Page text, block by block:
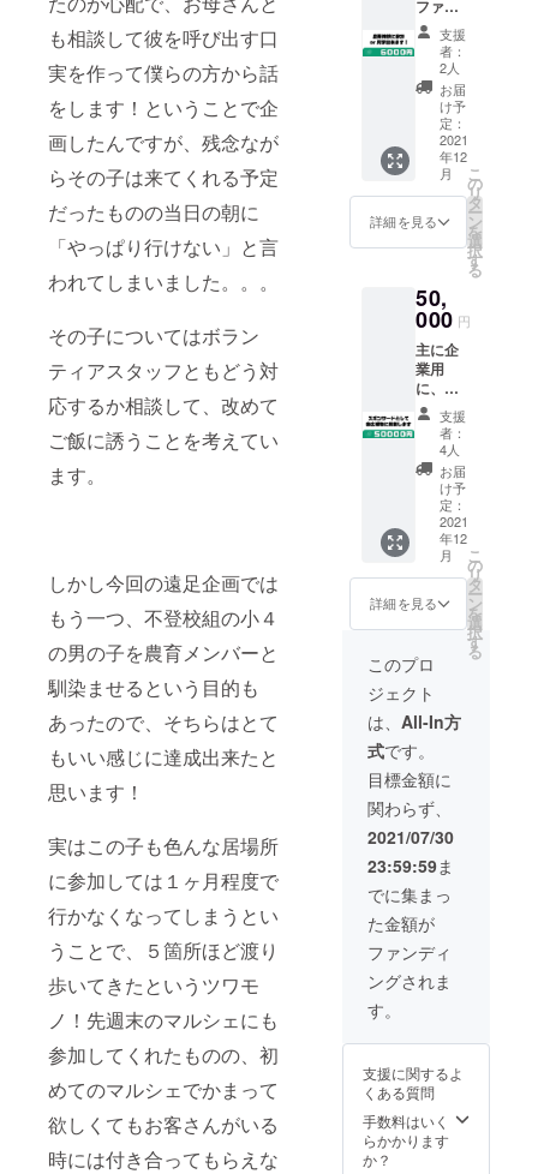
も相談して彼を呼び出す口
実を作って僕らの方から話
をします！ということで企
画したんですが、残念なが
らその子は来てくれる予定
だったものの当日の朝に
「やっぱり行けない」と言
われてしまいました。。。
その子についてはボラン
ティアスタッフともどう対
応するか相談して、改めて
ご飯に誘うことを考えてい
ます。
しかし今回の遠足企画では
もう一つ、不登校組の小４
の男の子を農育メンバーと
馴染ませるという目的も
あったので、そちらはとて
もいい感じに達成出来たと
思います！
実はこの子も色んな居場所
に参加しては１ヶ月程度で
行かなくなってしまうとい
うことで、５箇所ほど渡り
歩いてきたというツワモ
ノ！先週末のマルシェにも
参加してくれたものの、初
めてのマルシェでかまって
欲しくてもお客さんがいる
時には付き合ってもらえな
都のコミュ
ニティFM
RADIO MIX
KYOTOの番
組審議委員
長を務める
などしてい
る。
画ご希
望の方
は限定
動画の
URLを
メール
でお送
りさせ
て頂き
ます。
8月12日
（木）
アルタ
イム参
加 or
アーカ
イブ動
画 い
ずれか
希望を
備考欄
へお書
き下さ
い。 ※
国光先
生への
質問等
合わせ
て備考
書き下
さい。
※ 限定
動画は
タイム
参加の
方にも
ご覧頂
けま
す。 ※
限定動
画の視
聴可能
期間は
２週間
です。
るので
福袋形
式に
なって
いま
す。 お
送りす
るお野
菜の内
容にも
よりま
すが、
1.5kg前
るかと
思いま
す。 ま
たお届
けは随
時行い
ます
が、支
援数に
より最
長で年
内まで
の配送
とさせ
て頂き
ます。
注）郵
望がな
り“土付
き”でお
送り致
しま
す。
洗った
野菜を
ご希望
は備考
欄にご
記載下
さい。
ファー
ムへ見
学にお
越し頂
き見
学、ま
たは農
業体験
をして
頂けま
す。 日
程は
メール
でやり
後、出
来る限
りご都
合に合
わせま
す。 収
穫時期
であれ
ばその
場で収
穫など
も可能
です。
参加人
数を備
考欄に
記載下
ループ4
名まで
（ご家
族の場
合はこ
の限り
にあり
ませ
ん。）
4名以
上の場
合はリ
ターン
の個数
を増や
して下
さい。
※ 有効
12月ま
で ※ 農
園まで
の交通
費や滞
在中の
支援
者：
2人
お届
け予
定：
2021
年12
月
詳細を見る
こ
の
リ
タ
ー
ン
を
選
択
す
る
50,
000 円
主に企
業用
に、広
報物
（チラ
シ、
Facebo
ok、
Instagr
am、
YouTub
e等）へ
【協
賛】と
してロ
ゴまた
はテキ
ストに
てお名
前をク
レジッ
トをさ
せて頂
きま
す。
注）各
広報物
への掲
載サイ
ズはこ
ちらに
お任せ
頂きま
す。 ※
ず備考
希望の
お名前
をご記
入くだ
さい。
支援
者：
4人
お届
け予
定：
2021
年12
月
詳細を見る
こ
の
リ
タ
ー
ン
を
選
択
す
る
このプロ
ジェクト
は、 All-In方
式です。
目標金額に
関わらず、
2021/07/30
23:59:59ま
でに集まっ
た金額が
ファンディ
ングされま
す。
支援に関するよ
くある質問
手数料はいく
らかかります
か？